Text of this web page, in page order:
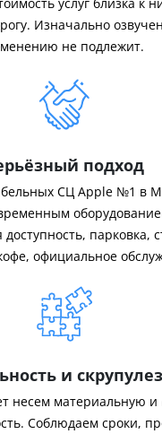
Изначально
не подлежит.
подход
СЦ Apple №1 в
доступность, парковка,
официальное
и
несем материальную
Соблюдаем сроки,